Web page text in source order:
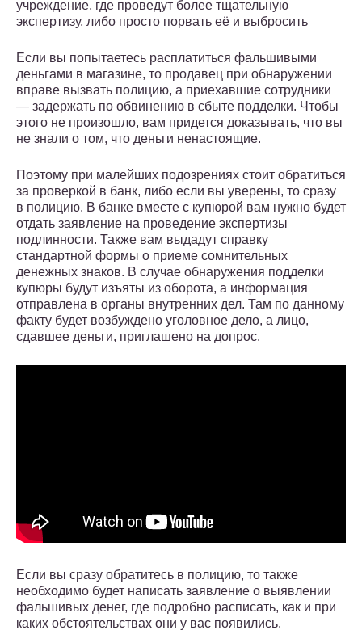
учреждение, где проведут более тщательную
экспертизу, либо просто порвать её и выбросить
Если вы попытаетесь расплатиться фальшивыми
деньгами в магазине, то продавец при обнаружении
вправе вызвать полицию, а приехавшие сотрудники
— задержать по обвинению в сбыте подделки. Чтобы
этого не произошло, вам придется доказывать, что вы
не знали о том, что деньги ненастоящие.
Поэтому при малейших подозрениях стоит обратиться
за проверкой в банк, либо если вы уверены, то сразу
в полицию. В банке вместе с купюрой вам нужно будет
отдать заявление на проведение экспертизы
подлинности. Также вам выдадут справку
стандартной формы о приеме сомнительных
денежных знаков. В случае обнаружения подделки
купюры будут изъяты из оборота, а информация
отправлена в органы внутренних дел. Там по данному
факту будет возбуждено уголовное дело, а лицо,
сдавшее деньги, приглашено на допрос.
Если вы сразу обратитесь в полицию, то также
необходимо будет написать заявление о выявлении
фальшивых денег, где подробно расписать, как и при
каких обстоятельствах они у вас появились.